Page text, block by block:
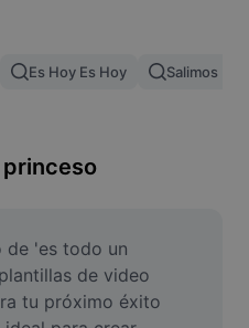
Es Hoy Es Hoy Salimos De
princeso
de 'es todo un
de video
tu próximo éxito